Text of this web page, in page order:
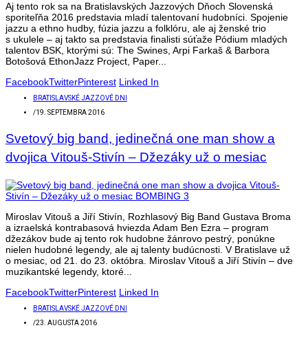
Aj tento rok sa na Bratislavských Jazzových Dňoch Slovenská
sporiteľňa 2016 predstavia mladí talentovaní hudobníci. Spojenie
jazzu a ethno hudby, fúzia jazzu a folklóru, ale aj ženské trio
s ukulele – aj takto sa predstavia finalisti súťaže Pódium mladých
talentov BSK, ktorými sú: The Swines, Arpi Farkaš & Barbora
Botošová EthonJazz Project, Paper...
FacebookTwitterPinterest Linked In
BRATISLAVSKÉ JAZZOVÉ DNI
/19. SEPTEMBRA 2016
Svetový big band, jedinečná one man show a
dvojica Vitouš-Stivín – Džezáky už o mesiac
Miroslav Vitouš a Jiří Stivín, Rozhlasový Big Band Gustava Broma
a izraelská kontrabasová hviezda Adam Ben Ezra – program
džezákov bude aj tento rok hudobne žánrovo pestrý, ponúkne
nielen hudobné legendy, ale aj talenty budúcnosti. V Bratislave už
o mesiac, od 21. do 23. októbra. Miroslav Vitouš a Jiří Stivín – dve
muzikantské legendy, ktoré...
FacebookTwitterPinterest Linked In
BRATISLAVSKÉ JAZZOVÉ DNI
/23. AUGUSTA 2016